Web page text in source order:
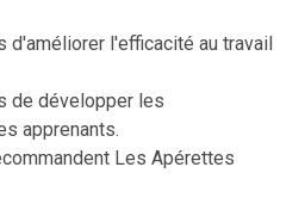
d'améliorer l'efficacité au travail
de développer les
apprenants.
Les Apérettes